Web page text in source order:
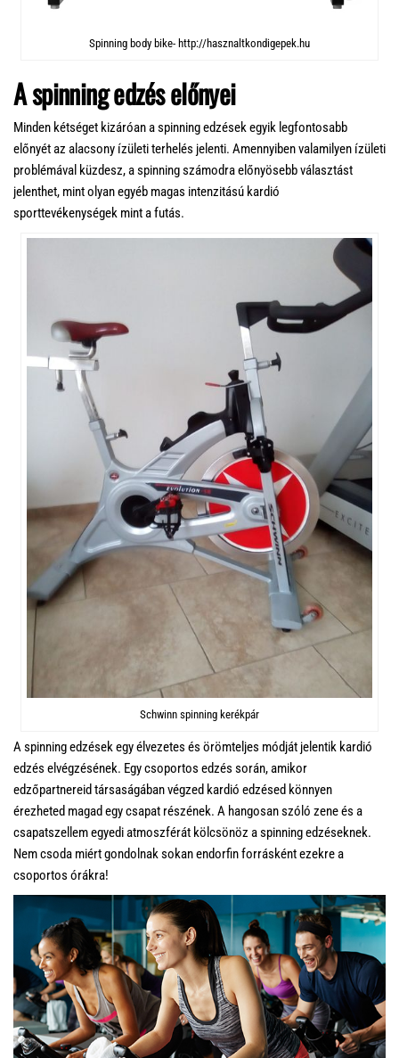
Spinning body bike- http://hasznaltkondigepek.hu
A spinning edzés előnyei
Minden kétséget kizáróan a spinning edzések egyik legfontosabb
előnyét az alacsony ízületi terhelés jelenti. Amennyiben valamilyen ízületi
problémával küzdesz, a spinning számodra előnyösebb választást
jelenthet, mint olyan egyéb magas intenzitású kardió
sporttevékenységek mint a futás.
Schwinn spinning kerékpár
A spinning edzések egy élvezetes és örömteljes módját jelentik kardió
edzés elvégzésének. Egy csoportos edzés során, amikor
edzőpartnereid társaságában végzed kardió edzésed könnyen
érezheted magad egy csapat részének. A hangosan szóló zene és a
csapatszellem egyedi atmoszférát kölcsönöz a spinning edzéseknek.
Nem csoda miért gondolnak sokan endorfin forrásként ezekre a
csoportos órákra!